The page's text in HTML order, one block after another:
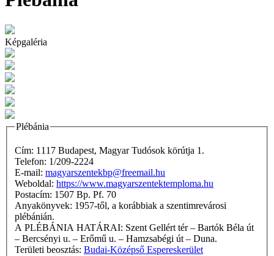
Képgaléria
Plébánia
Cím: 1117 Budapest, Magyar Tudósok körútja 1.
Telefon: 1/209-2224
E-mail: magyarszentekbp@freemail.hu
Weboldal: https://www.magyarszentektemploma.hu
Postacím: 1507 Bp. Pf. 70
Anyakönyvek: 1957-től, a korábbiak a szentimrevárosi
plébánián.
A PLÉBÁNIA HATÁRAI: Szent Gellért tér – Bartók Béla út
– Bercsényi u. – Erőmű u. – Hamzsabégi út – Duna.
Területi beosztás: Budai-Középső Espereskerület